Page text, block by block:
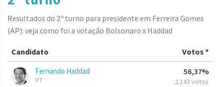
Resultados do 2º turno para presidente em Ferreira Gomes
(AP): veja como foi a votação Bolsonaro x Haddad
Candidato Votos *
Fernando Haddad
PT
56,37%
2.143 votos